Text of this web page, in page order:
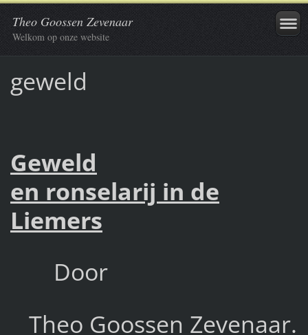
Theo Goossen Zevenaar
Welkom op onze website
geweld
Geweld
en ronselarij in de
Liemers
Door
Theo Goossen Zevenaar.